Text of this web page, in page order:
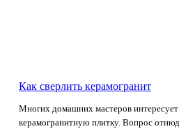
Как сверлить керамогранит
Многих домашних мастеров
керамогранитную плитку. Вопрос